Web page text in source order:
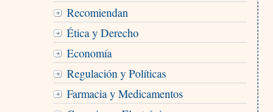
Recomiendan
Ética y Derecho
Economí­a
Regulación y Políticas
Farmacia y Medicamentos